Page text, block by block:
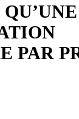
QU’UNE
PAR